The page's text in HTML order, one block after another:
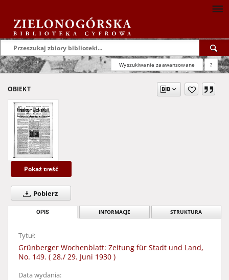
Wyszukiwanie zaawansowane ?
OBIEKT
Pokaż treść
Pobierz
OPIS INFORMACJE STRUKTURA
Tytuł:
Grünberger Wochenblatt: Zeitung für Stadt und Land,
No. 149. ( 28./ 29. Juni 1930 )
Data wydania: